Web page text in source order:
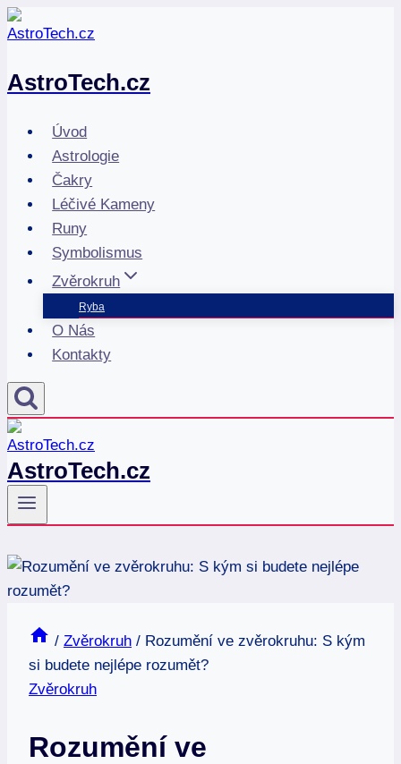
Přeskočit
na
AstroTech.cz
Úvod
Astrologie
Čakry
Léčivé Kameny
Runy
Symbolismus
Zvěrokruh
Ryba
O Nás
Kontakty
AstroTech.cz
/ Zvěrokruh / Rozumění ve zvěrokruhu: S kým
si budete nejlépe rozumět?
Zvěrokruh
Rozumění ve